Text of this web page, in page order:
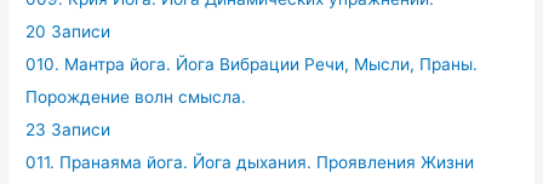
20 Записи
010. Мантра йога. Йога Вибрации Речи, Мысли, Праны.
Порождение волн смысла.
23 Записи
011. Пранаяма йога. Йога дыхания. Проявления Жизни